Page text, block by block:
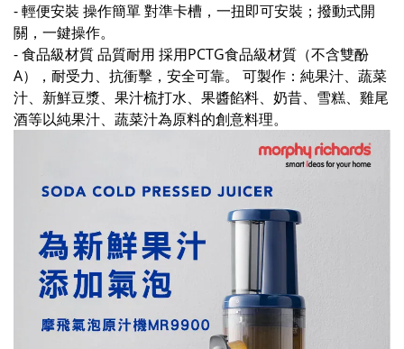
- 輕便安裝 操作簡單 對準卡槽，一扭即可安裝；撥動式開
關，一鍵操作。
- 食品級材質 品質耐用 採用PCTG食品級材質（不含雙酚
A），耐受力、抗衝擊，安全可靠。 可製作：純果汁、蔬菜
汁、新鮮豆漿、果汁梳打水、果醬餡料、奶昔、雪糕、雞尾
酒等以純果汁、蔬菜汁為原料的創意料理。